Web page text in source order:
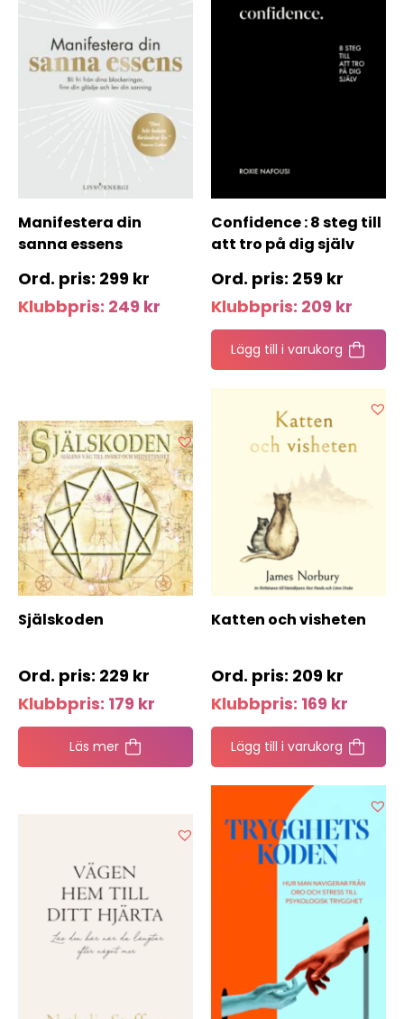
Manifestera din
sanna essens
299 kr
Klubbpris: 249 kr
Confidence : 8 steg till
att tro på dig själv
259 kr
Klubbpris: 209 kr
Lägg till i varukorg
Själskoden
229 kr
Klubbpris: 179 kr
Läs mer
Katten och visheten
209 kr
Klubbpris: 169 kr
Lägg till i varukorg